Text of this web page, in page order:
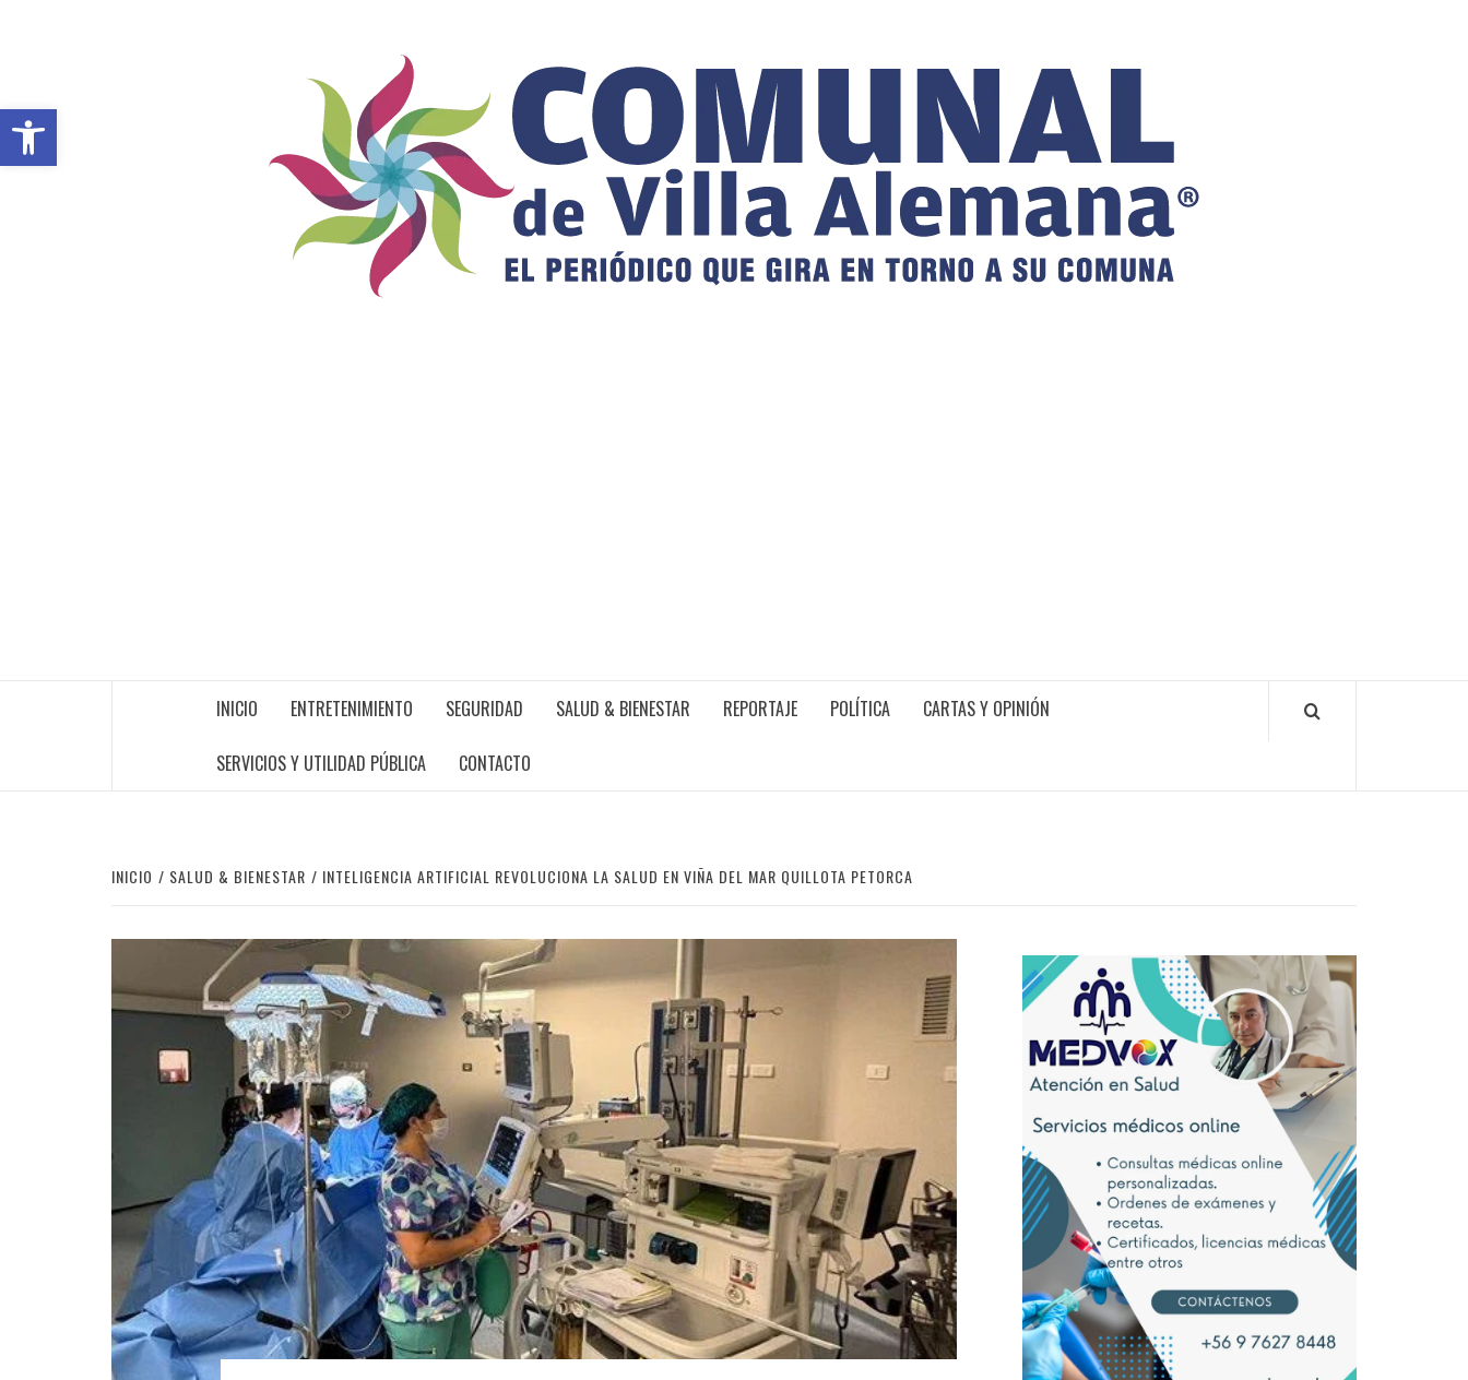
Abrir barra de herramientas
INICIO ENTRETENIMIENTO SEGURIDAD SALUD & BIENESTAR REPORTAJE POLÍTICA CARTAS Y OPINIÓN
SERVICIOS Y UTILIDAD PÚBLICA CONTACTO
INICIO SALUD & BIENESTAR INTELIGENCIA ARTIFICIAL REVOLUCIONA LA SALUD EN VIÑA DEL MAR QUILLOTA PETORCA